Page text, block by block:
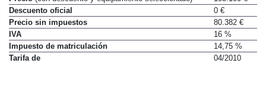
Precio(con descuento y equipamiento seleccionado)
105.100 €
Descuento oficial
0 €
Precio sin impuestos
80.382 €
IVA
16 %
Impuesto de matriculación
14,75 %